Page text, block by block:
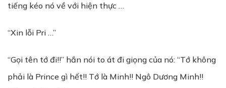
tiếng kéo nó về với hiện thực …
“Xin lỗi Pri …”
“Gọi tên tớ đi!!” hắn nói to át đi giọng của nó: “Tớ không
phải là Prince gì hết!! Tớ là Minh!! Ngô Dương Minh!!